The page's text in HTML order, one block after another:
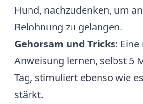
Hund, nachzudenken, um
Belohnung zu gelangen.
Gehorsam und Tricks: Eine
Anweisung lernen, selbst 5
Tag, stimuliert ebenso wie
stärkt.